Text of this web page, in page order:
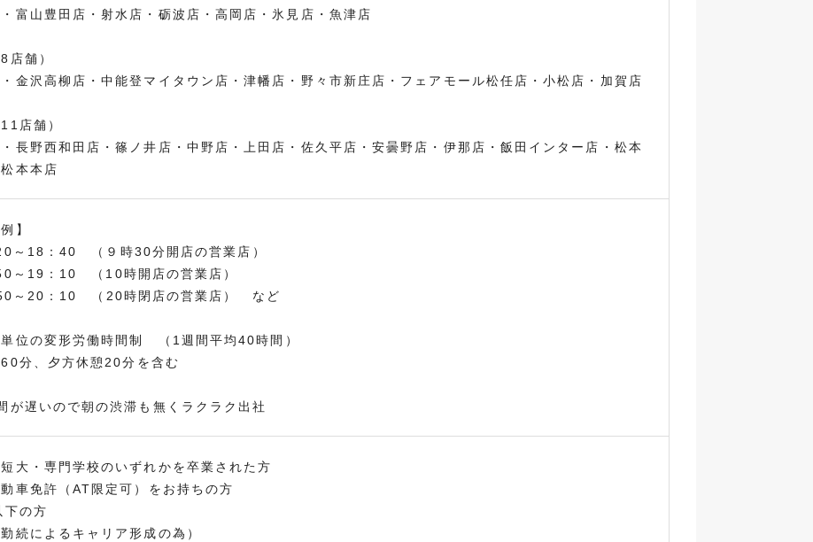
富山豊田店・射水店・砺波店・高岡店・氷見店・魚津店
店舗）
金沢高柳店・中能登マイタウン店・津幡店・野々市新庄店・フェアモール松任店・小松店・加賀店
店舗）
長野西和田店・篠ノ井店・中野店・上田店・佐久平店・安曇野店・伊那店・飯田インター店・松本
本本店
】
18：40 （９時30分開店の営業店）
19：10 （10時開店の営業店）
～20：10 （20時閉店の営業店） など
位の変形労働時間制 （1週間平均40時間）
分、夕方休憩20分を含む
が遅いので朝の渋滞も無くラクラク出社
大・専門学校のいずれかを卒業された方
車免許（AT限定可）をお持ちの方
の方
続によるキャリア形成の為）